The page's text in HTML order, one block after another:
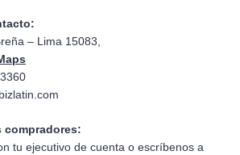
– Lima 15083,
compradores:
tu ejecutivo de cuenta o escríbenos a